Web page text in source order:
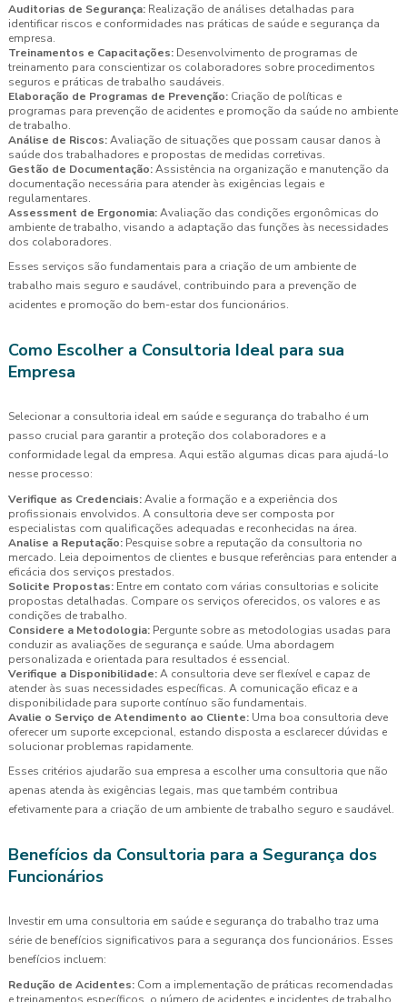
Auditorias de Segurança: Realização de análises detalhadas para
identificar riscos e conformidades nas práticas de saúde e segurança da
empresa.
Treinamentos e Capacitações: Desenvolvimento de programas de
treinamento para conscientizar os colaboradores sobre procedimentos
seguros e práticas de trabalho saudáveis.
Elaboração de Programas de Prevenção: Criação de políticas e
programas para prevenção de acidentes e promoção da saúde no ambiente
de trabalho.
Análise de Riscos:Avaliação de situações que possam causar danos à
saúde dos trabalhadores e propostas de medidas corretivas.
Gestão de Documentação:Assistência na organização e manutenção da
documentação necessária para atender às exigências legais e
regulamentares.
Assessment de Ergonomia:Avaliação das condições ergonômicas do
ambiente de trabalho, visando a adaptação das funções às necessidades
dos colaboradores.
Esses serviços são fundamentais para a criação de um ambiente de
trabalho mais seguro e saudável, contribuindo para a prevenção de
acidentes e promoção do bem-estar dos funcionários.
Como Escolher a Consultoria Ideal para sua
Empresa
Selecionar a consultoria ideal em saúde e segurança do trabalho é um
passo crucial para garantir a proteção dos colaboradores e a
conformidade legal da empresa. Aqui estão algumas dicas para ajudá-lo
nesse processo:
Verifique as Credenciais:Avalie a formação e a experiência dos
profissionais envolvidos. A consultoria deve ser composta por
especialistas com qualificações adequadas e reconhecidas na área.
Analise a Reputação: Pesquise sobre a reputação da consultoria no
mercado. Leia depoimentos de clientes e busque referências para entender a
eficácia dos serviços prestados.
Solicite Propostas: Entre em contato com várias consultorias e solicite
propostas detalhadas. Compare os serviços oferecidos, os valores e as
condições de trabalho.
Considere a Metodologia: Pergunte sobre as metodologias usadas para
conduzir as avaliações de segurança e saúde. Uma abordagem
personalizada e orientada para resultados é essencial.
Verifique a Disponibilidade:A consultoria deve ser flexível e capaz de
atender às suas necessidades específicas. A comunicação eficaz e a
disponibilidade para suporte contínuo são fundamentais.
Avalie o Serviço de Atendimento ao Cliente: Uma boa consultoria deve
oferecer um suporte excepcional, estando disposta a esclarecer dúvidas e
solucionar problemas rapidamente.
Esses critérios ajudarão sua empresa a escolher uma consultoria que não
apenas atenda às exigências legais, mas que também contribua
efetivamente para a criação de um ambiente de trabalho seguro e saudável.
Benefícios da Consultoria para a Segurança dos
Funcionários
Investir em uma consultoria em saúde e segurança do trabalho traz uma
série de benefícios significativos para a segurança dos funcionários. Esses
benefícios incluem:
Redução de Acidentes: Com a implementação de práticas recomendadas
e treinamentos específicos, o número de acidentes e incidentes de trabalho